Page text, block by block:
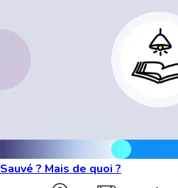
Sauvé ? Mais de quoi ?